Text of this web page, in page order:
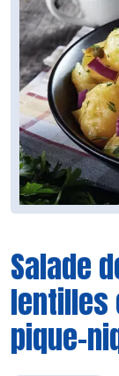
Salade
lentilles
pique-